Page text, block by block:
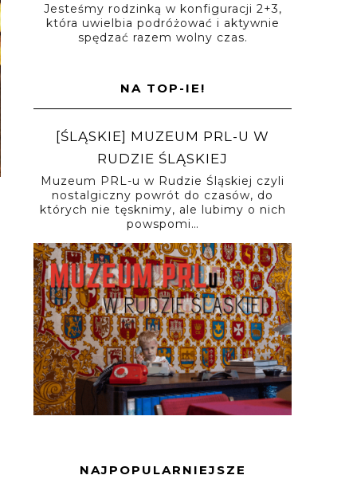
Jesteśmy rodzinką w konfiguracji 2+3,
która uwielbia podróżować i aktywnie
spędzać razem wolny czas.
NA TOP-IE!
[ŚLĄSKIE] MUZEUM PRL-U W
RUDZIE ŚLĄSKIEJ
Muzeum PRL-u w Rudzie Śląskiej czyli
nostalgiczny powrót do czasów, do
których nie tęsknimy, ale lubimy o nich
powspomi…
NAJPOPULARNIEJSZE